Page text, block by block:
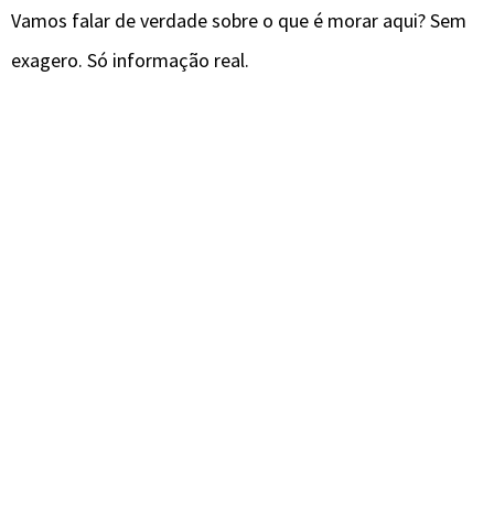
Vamos falar de verdade sobre o que é morar aqui? Sem
exagero. Só informação real.